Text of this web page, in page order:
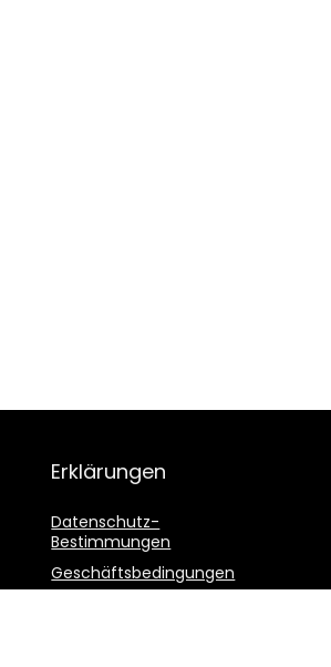
Erklärungen
Datenschutz-
Bestimmungen
Geschäftsbedingungen